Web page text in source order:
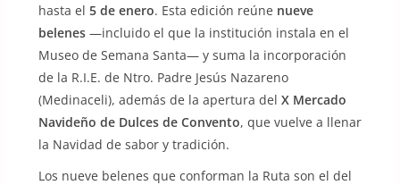
hasta el 5 de enero. Esta edición reúne nueve
belenes—incluido el que la institución instala en el
Museo de Semana Santa— y suma la incorporación
de la R.I.E. de Ntro. Padre Jesús Nazareno
(Medinaceli), además de la apertura del X Mercado
Navideño de Dulces de Convento, que vuelve a llenar
la Navidad de sabor y tradición.
Los nueve belenes que conforman la Ruta son el del